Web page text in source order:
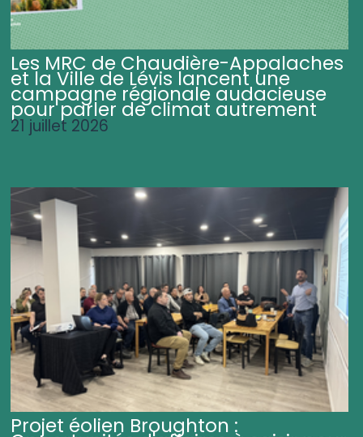
Les MRC de Chaudière-Appalaches
et la Ville de Lévis lancent une
campagne régionale audacieuse
pour parler de climat autrement
21 juillet 2026
Projet éolien Broughton :